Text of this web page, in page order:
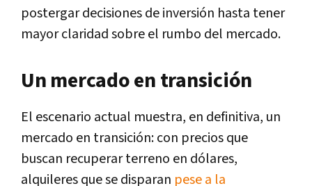
postergar decisiones de inversión hasta tener
mayor claridad sobre el rumbo del mercado.
Un mercado en transición
El escenario actual muestra, en definitiva, un
mercado en transición: con precios que
buscan recuperar terreno en dólares,
alquileres que se disparan pese a la